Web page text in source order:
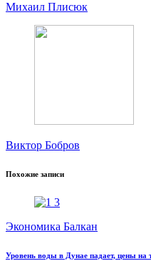
Михаил Плисюк
Виктор Бобров
Похожие записи
Экономика Балкан
Уровень воды в Дунае падает, цены на